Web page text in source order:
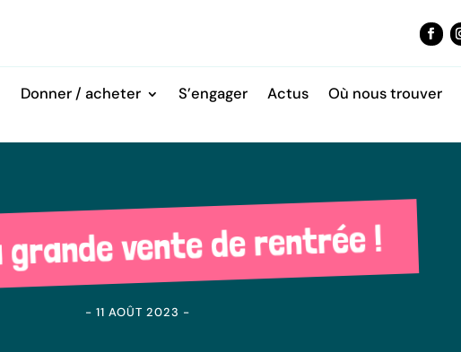
Donner / acheter S’engager Actus Où nous trouver
grande vente de rentrée !
- 11 AOÛT 2023 -